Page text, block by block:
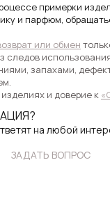
примерки
и парфюм,
или обмен
следов
запахами,
и доверие к
на любой
ЗАДАТЬ ВОПРОС